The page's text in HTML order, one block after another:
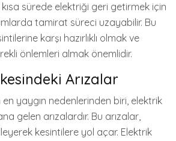
sürede elektriği geri getirmek için
tamirat süreci uzayabilir. Bu
karşı hazırlıklı olmak ve
önlemleri almak önemlidir.
Arızalar
yaygın nedenlerinden biri, elektrik
gelen arızalardır. Bu arızalar,
kesintilere yol açar. Elektrik